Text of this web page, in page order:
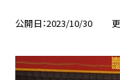
公開日 2023/10/30